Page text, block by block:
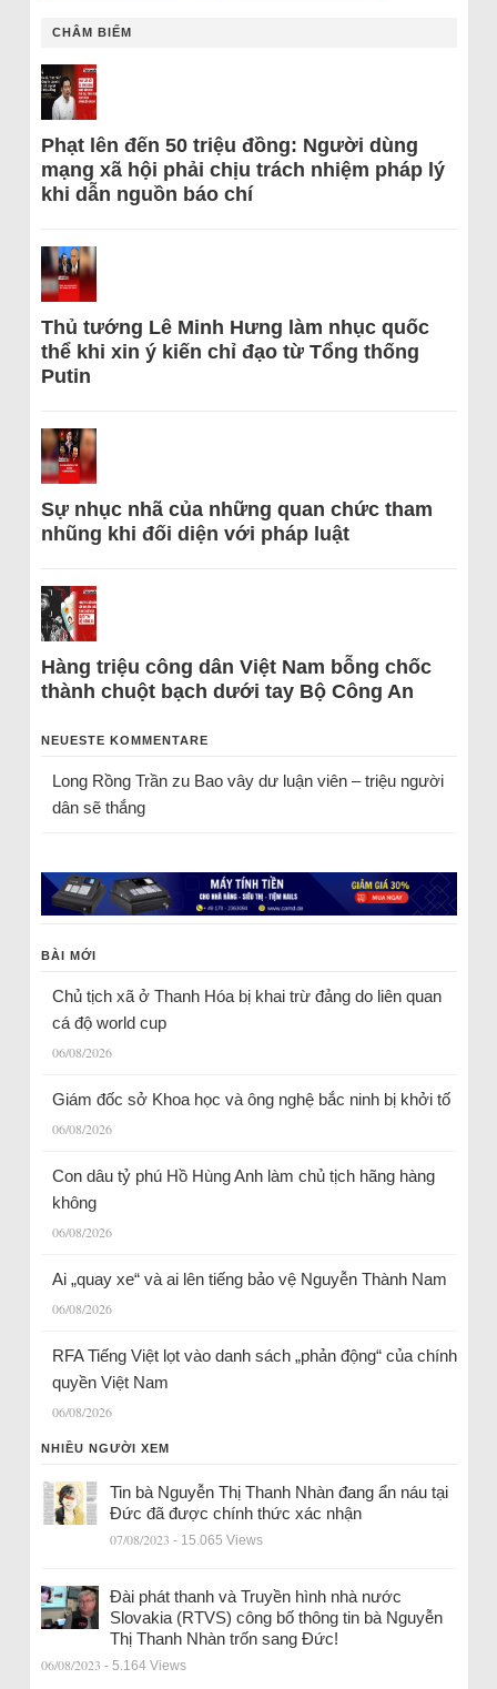
CHÂM BIẾM
Phạt lên đến 50 triệu đồng: Người dùng
mạng xã hội phải chịu trách nhiệm pháp lý
khi dẫn nguồn báo chí
Thủ tướng Lê Minh Hưng làm nhục quốc
thể khi xin ý kiến chỉ đạo từ Tổng thống
Putin
Sự nhục nhã của những quan chức tham
nhũng khi đối diện với pháp luật
Hàng triệu công dân Việt Nam bỗng chốc
thành chuột bạch dưới tay Bộ Công An
NEUESTE KOMMENTARE
Long Rồng Trầnzu Bao vây dư luận viên – triệu người
dân sẽ thắng
BÀI MỚI
Chủ tịch xã ở Thanh Hóa bị khai trừ đảng do liên quan
cá độ world cup
06/08/2026
Giám đốc sở Khoa học và ông nghệ bắc ninh bị khởi tố
06/08/2026
Con dâu tỷ phú Hồ Hùng Anh làm chủ tịch hãng hàng
không
06/08/2026
Ai „quay xe“ và ai lên tiếng bảo vệ Nguyễn Thành Nam
06/08/2026
RFA Tiếng Việt lọt vào danh sách „phản động“ của chính
quyền Việt Nam
06/08/2026
NHIỀU NGƯỜI XEM
Tin bà Nguyễn Thị Thanh Nhàn đang ẩn náu tại
Đức đã được chính thức xác nhận
07/08/2023 - 15.065 Views
Đài phát thanh và Truyền hình nhà nước
Slovakia (RTVS) công bố thông tin bà Nguyễn
Thị Thanh Nhàn trốn sang Đức!
06/08/2023 - 5.164 Views